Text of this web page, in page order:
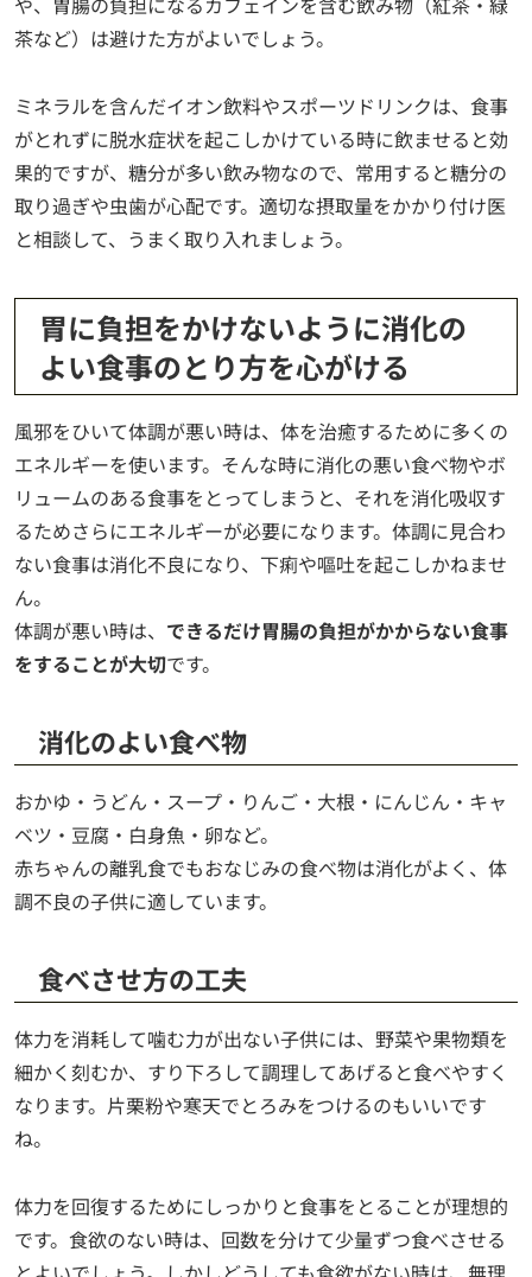
茶など）は避けた方がよいでしょう。
ミネラルを含んだイオン飲料やスポーツドリンクは、食事
がとれずに脱水症状を起こしかけている時に飲ませると効
果的ですが、糖分が多い飲み物なので、常用すると糖分の
取り過ぎや虫歯が心配です。適切な摂取量をかかり付け医
と相談して、うまく取り入れましょう。
胃に負担をかけないように消化の
よい食事のとり方を心がける
風邪をひいて体調が悪い時は、体を治癒するために多くの
エネルギーを使います。そんな時に消化の悪い食べ物やボ
リュームのある食事をとってしまうと、それを消化吸収す
るためさらにエネルギーが必要になります。体調に見合わ
ない食事は消化不良になり、下痢や嘔吐を起こしかねませ
ん。
体調が悪い時は、 できるだけ胃腸の負担がかからない食事
をすることが大切です。
消化のよい食べ物
おかゆ・うどん・スープ・りんご・大根・にんじん・キャ
ベツ・豆腐・白身魚・卵など。
赤ちゃんの離乳食でもおなじみの食べ物は消化がよく、体
調不良の子供に適しています。
食べさせ方の工夫
体力を消耗して噛む力が出ない子供には、野菜や果物類を
細かく刻むか、すり下ろして調理してあげると食べやすく
なります。片栗粉や寒天でとろみをつけるのもいいです
ね。
体力を回復するためにしっかりと食事をとることが理想的
です。食欲のない時は、回数を分けて少量ずつ食べさせる